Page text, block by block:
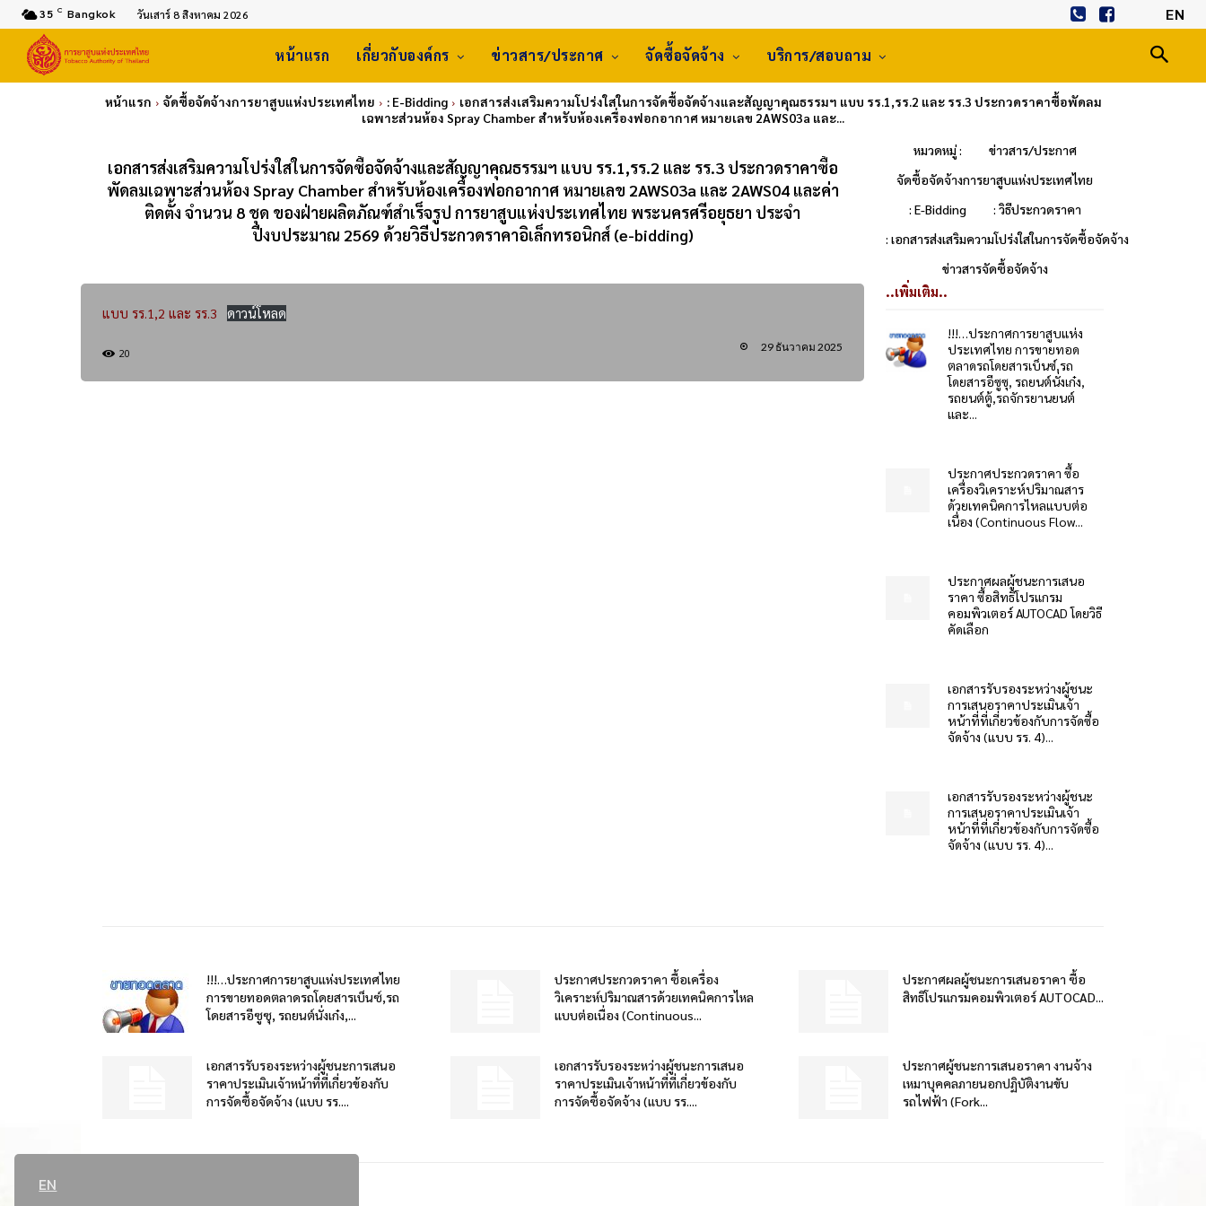
EN
35 C Bangkok วันเสาร์ 8 สิงหาคม 2026 EN
หน้าแรก เกี่ยวกับองค์กร ข่าวสาร/ประกาศ จัดซื้อจัดจ้าง บริการ/สอบถาม
หน้าแรก จัดซื้อจัดจ้างการยาสูบแห่งประเทศไทย : E-Bidding
เอกสารส่งเสริมความโปร่งใสในการจัดซื้อจัดจ้างและสัญญาคุณธรรมฯ แบบ รร.1,รร.2 และ รร.3 ประกวดราคาซื้อพัดลม
เฉพาะส่วนห้อง Spray Chamber สำหรับห้องเครื่องฟอกอากาศ หมายเลข 2AWS03a และ...
เอกสารส่งเสริมความโปร่งใสในการจัดซื้อจัดจ้างและสัญญาคุณธรรมฯ แบบ รร.1,รร.2 และ รร.3 ประกวดราคาซื้อ
พัดลมเฉพาะส่วนห้อง Spray Chamber สำหรับห้องเครื่องฟอกอากาศ หมายเลข 2AWS03a และ 2AWS04 และค่า
ติดตั้ง จำนวน 8 ชุด ของฝ่ายผลิตภัณฑ์สำเร็จรูป การยาสูบแห่งประเทศไทย พระนครศรีอยุธยา ประจำ
ปีงบประมาณ 2569 ด้วยวิธีประกวดราคาอิเล็กทรอนิกส์ (e-bidding)
หมวดหมู่ :
ข่าวสาร/ประกาศ
จัดซื้อจัดจ้างการยาสูบแห่งประเทศไทย
: E-Bidding
: วิธีประกวดราคา
: เอกสารส่งเสริมความโปร่งใสในการจัดซื้อจัดจ้าง
ข่าวสารจัดซื้อจัดจ้าง
แบบ รร.1,2 และ รร.3 ดาวน์โหลด
20 29 ธันวาคม 2025
..เพิ่มเติม..
!!!…ประกาศการยาสูบแห่ง
ประเทศไทย การขายทอด
ตลาดรถโดยสารเบ็นซ์,รถ
โดยสารอีซูซุ, รถยนต์นั่งเก๋ง,
รถยนต์ตู้,รถจักรยานยนต์
และ...
ประกาศประกวดราคา ซื้อ
เครื่องวิเคราะห์ปริมาณสาร
ด้วยเทคนิคการไหลแบบต่อ
เนื่อง (Continuous Flow...
ประกาศผลผู้ชนะการเสนอ
ราคา ซื้อสิทธิโปรแกรม
คอมพิวเตอร์ AUTOCAD โดยวิธี
คัดเลือก
เอกสารรับรองระหว่างผู้ชนะ
การเสนอราคาประเมินเจ้า
หน้าที่ที่เกี่ยวข้องกับการจัดซื้อ
จัดจ้าง (แบบ รร. 4)...
เอกสารรับรองระหว่างผู้ชนะ
การเสนอราคาประเมินเจ้า
หน้าที่ที่เกี่ยวข้องกับการจัดซื้อ
จัดจ้าง (แบบ รร. 4)...
!!!…ประกาศการยาสูบแห่งประเทศไทย
การขายทอดตลาดรถโดยสารเบ็นซ์,รถ
โดยสารอีซูซุ, รถยนต์นั่งเก๋ง,...
ประกาศประกวดราคา ซื้อเครื่อง
วิเคราะห์ปริมาณสารด้วยเทคนิคการไหล
แบบต่อเนื่อง (Continuous...
ประกาศผลผู้ชนะการเสนอราคา ซื้อ
สิทธิโปรแกรมคอมพิวเตอร์ AUTOCAD...
เอกสารรับรองระหว่างผู้ชนะการเสนอ
ราคาประเมินเจ้าหน้าที่ที่เกี่ยวข้องกับ
การจัดซื้อจัดจ้าง (แบบ รร....
เอกสารรับรองระหว่างผู้ชนะการเสนอ
ราคาประเมินเจ้าหน้าที่ที่เกี่ยวข้องกับ
การจัดซื้อจัดจ้าง (แบบ รร....
ประกาศผู้ชนะการเสนอราคา งานจ้าง
เหมาบุคคลภายนอกปฏิบัติงานขับ
รถไฟฟ้า (Fork...